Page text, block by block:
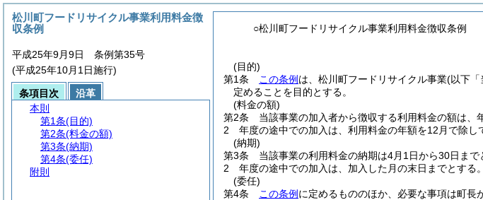
○松川町フードリサイクル事業利用料金徴収条例
(目的)
第1条
この条例 は、松川町フードリサイクル事業(以下「
定めることを目的とする。
(料金の額)
第2条
当該事業の加入者から徴収する利用料金の額は、
2
年度の途中での加入は、利用料金の年額を12月で除
(納期)
第3条
当該事業の利用料金の納期は4月1日から30日まで
2
年度の途中での加入は、加入した月の末日までとする。
(委任)
第4条
この条例 に定めるもののほか、必要な事項は町長
松川町フードリサイクル事業利用料金徴
収条例
平成25年9月9日 条例第35号
(平成25年10月1日施行)
条項目次
沿革
本則
第1条(目的)
第2条(料金の額)
第3条(納期)
第4条(委任)
附則